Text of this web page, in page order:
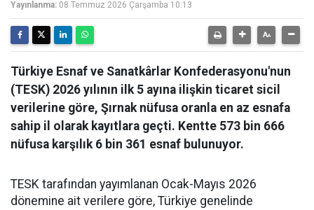
Yayınlanma: 08 Temmuz 2026 Çarşamba 10:13
Türkiye Esnaf ve Sanatkârlar Konfederasyonu'nun
(TESK) 2026 yılının ilk 5 ayına ilişkin ticaret sicil
verilerine göre, Şırnak nüfusa oranla en az esnafa
sahip il olarak kayıtlara geçti. Kentte 573 bin 666
nüfusa karşılık 6 bin 361 esnaf bulunuyor.
TESK tarafından yayımlanan Ocak-Mayıs 2026
dönemine ait verilere göre, Türkiye genelinde